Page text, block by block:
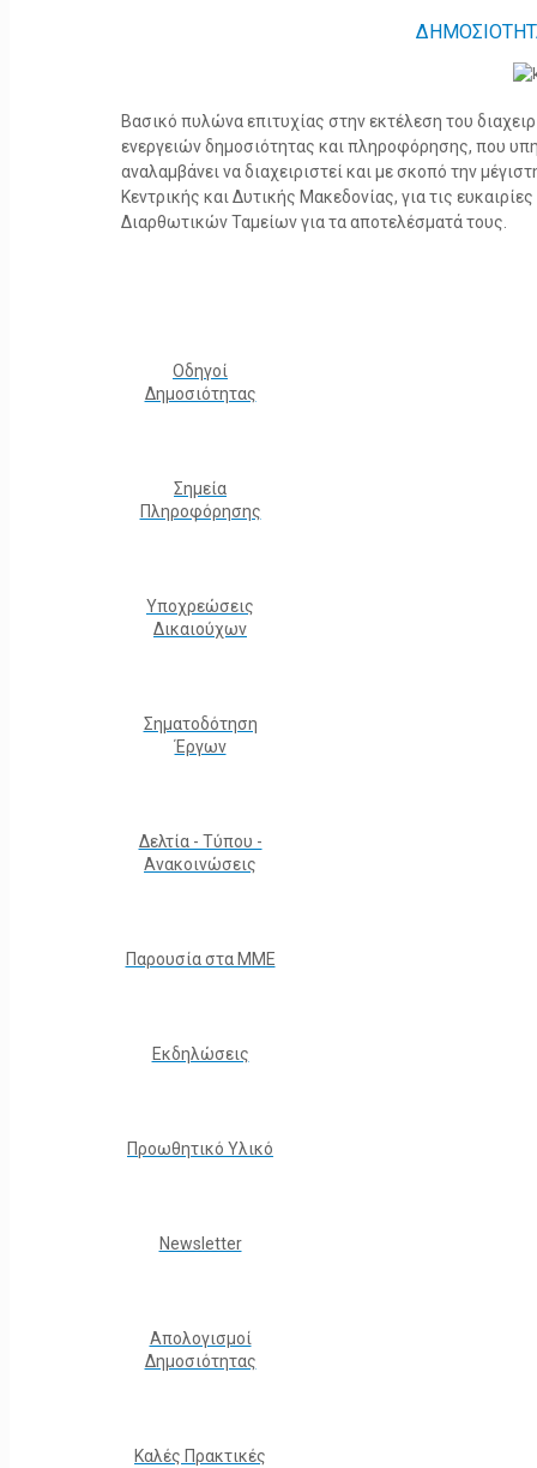
Βασικό πυλώνα επιτυχίας στην εκτέλεση του
ενεργειών δημοσιότητας και πληροφόρησης, που
αναλαμβάνει να διαχειριστεί και με σκοπό την
Κεντρικής και Δυτικής Μακεδονίας, για τις
Διαρθωτικών Ταμείων για τα αποτελέσματά τους.
Οδηγοί
Δημοσιότητας
Σημεία
Πληροφόρησης
Υποχρεώσεις
Δικαιούχων
Σηματοδότηση
Έργων
Δελτία - Τύπου -
Ανακοινώσεις
Παρουσία στα ΜΜΕ
Εκδηλώσεις
Προωθητικό Υλικό
Νewsletter
Απολογισμοί
Δημοσιότητας
Καλές Πρακτικές